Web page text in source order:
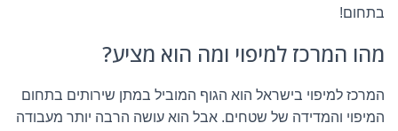
בתחום!
מהו המרכז למיפוי ומה הוא מציע?
המרכז למיפוי בישראל הוא הגוף המוביל במתן שירותים בתחום
המיפוי והמדידה של שטחים. אבל הוא עושה הרבה יותר מעבודה